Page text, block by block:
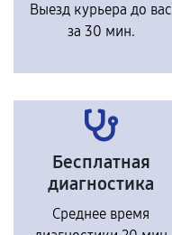
Выезд курьера до вас
за 30 мин.
Бесплатная
диагностика
Среднее время